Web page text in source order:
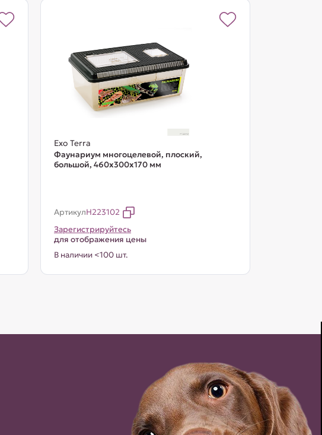
Exo Terra
Фаунариум многоцелевой, плоский,
большой, 460х300х170 мм
АртикулH223102
Зарегистрируйтесь
для отображения цены
В наличии <100 шт.